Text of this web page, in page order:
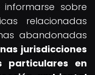
sobre
relacionadas
abandonadas
jurisdicciones
particulares en